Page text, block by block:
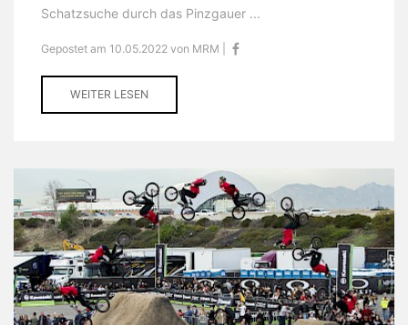
Schatzsuche durch das Pinzgauer ...
Gepostet am 10.05.2022 von MRM |
WEITER LESEN